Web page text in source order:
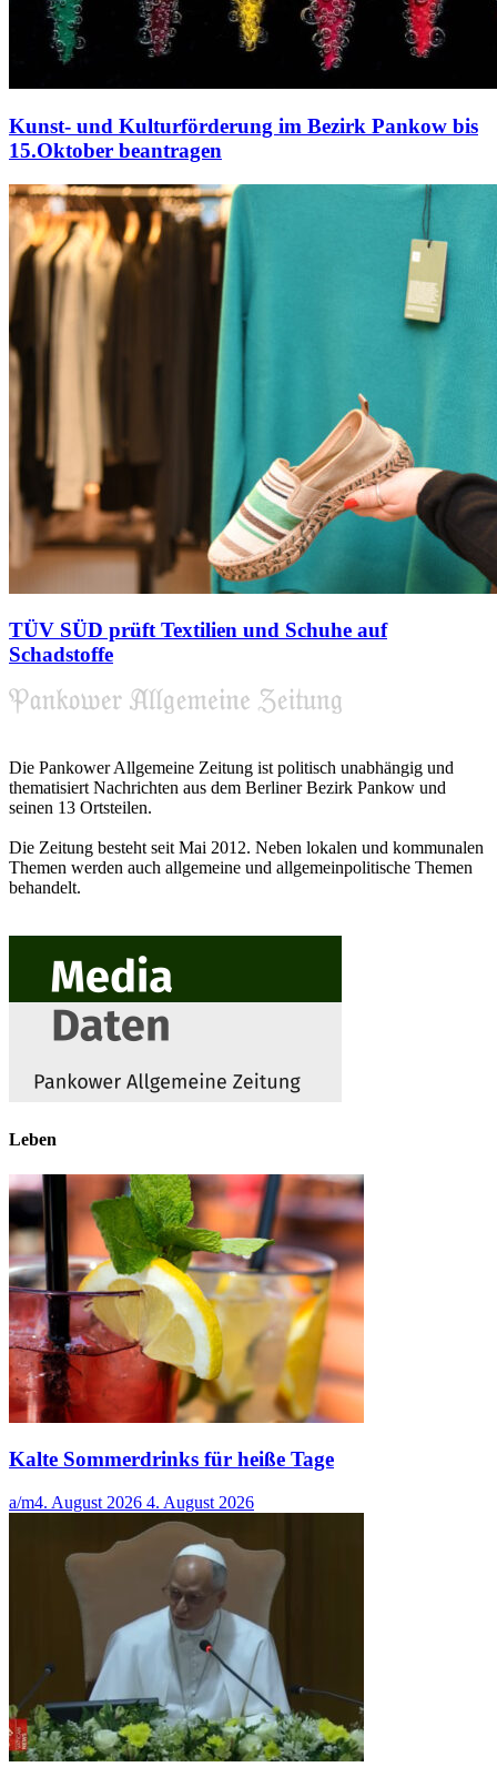
Kunst- und Kulturförderung im Bezirk Pankow bis
15.Oktober beantragen
TÜV SÜD prüft Textilien und Schuhe auf
Schadstoffe
Die Pankower Allgemeine Zeitung ist politisch unabhängig und
thematisiert Nachrichten aus dem Berliner Bezirk Pankow und
seinen 13 Ortsteilen.
Die Zeitung besteht seit Mai 2012. Neben lokalen und kommunalen
Themen werden auch allgemeine und allgemeinpolitische Themen
behandelt.
Leben
Kalte Sommerdrinks für heiße Tage
a/m4. August 2026 4. August 2026